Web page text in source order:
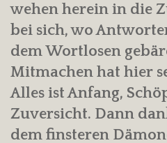
wehen herein in die
bei sich, wo
dem Wortlosen
Mitmachen hat hier
Alles ist Anfang,
Zuversicht. Dann
dem finsteren